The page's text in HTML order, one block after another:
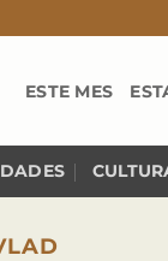
ESTE MES